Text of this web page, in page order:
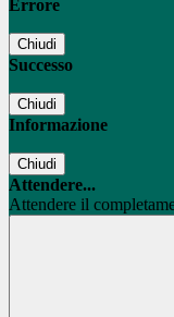
Errore
Chiudi
Successo
Chiudi
Informazione
Chiudi
Attendere...
Attendere il